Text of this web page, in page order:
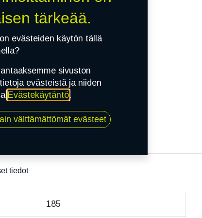
tiedot
185
tärkeää.
evästeiden käytön tällä
sivuston
evästeistä ja niiden
Evästekäytäntö.
välttämättömät evästeet